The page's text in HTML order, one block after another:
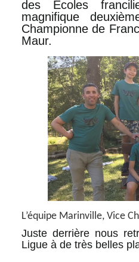
des Écoles
magnifique
Championne de
Maur.
L’équipe Marinville, Vice
Juste derrière nous
Ligue à de très belles